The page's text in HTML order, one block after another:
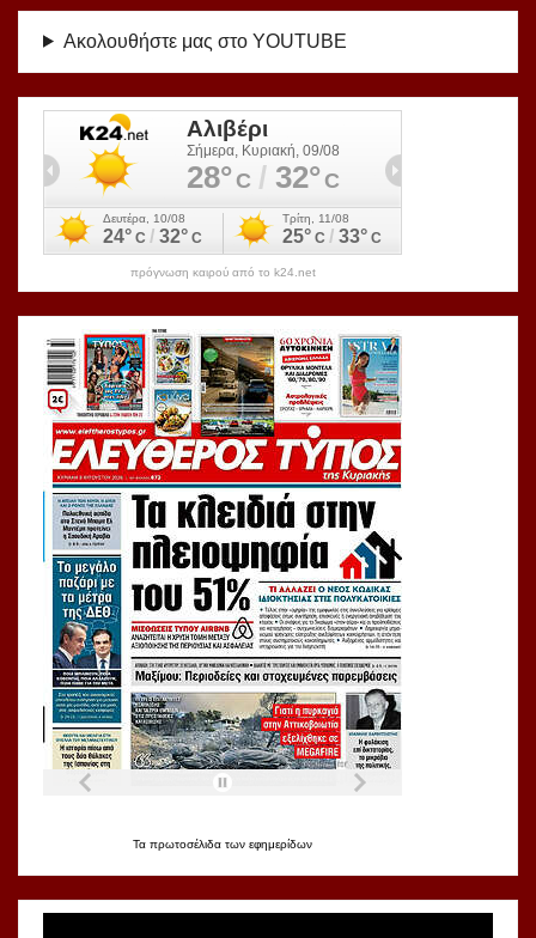
Ακολουθήστε μας στο YOUTUBE
πρόγνωση καιρού από το k24.net
Τα πρωτοσέλιδα των εφημερίδων